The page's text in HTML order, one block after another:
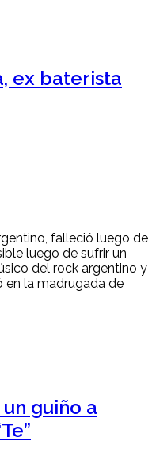
ex baterista
falleció luego de
luego de sufrir un
del rock argentino y
en la madrugada de
guiño a